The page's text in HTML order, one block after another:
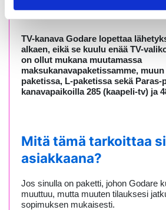
toukokuuta
TV-kanava Godare lopettaa
alkaen, eikä se kuulu enää TV-
on ollut mukana muutamassa
maksukanavapaketissamme,
paketissa, L-paketissa sekä Paras-
kanavapaikoilla 285 (kaapeli-tv) ja
Mitä tämä tarkoittaa
asiakkaana?
Jos sinulla on paketti, johon Godare
muuttuu, mutta muuten tilauksesi
sopimuksen mukaisesti.